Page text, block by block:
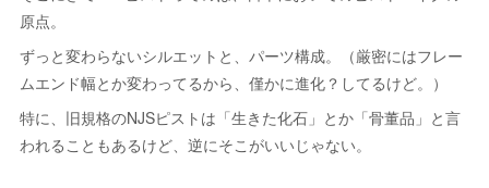
原点。
ずっと変わらないシルエットと、パーツ構成。（厳密にはフレー
ムエンド幅とか変わってるから、僅かに進化？してるけど。）
特に、旧規格のNJSピストは「生きた化石」とか「骨董品」と言
われることもあるけど、逆にそこがいいじゃない。